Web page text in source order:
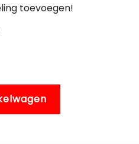
toevoegen!